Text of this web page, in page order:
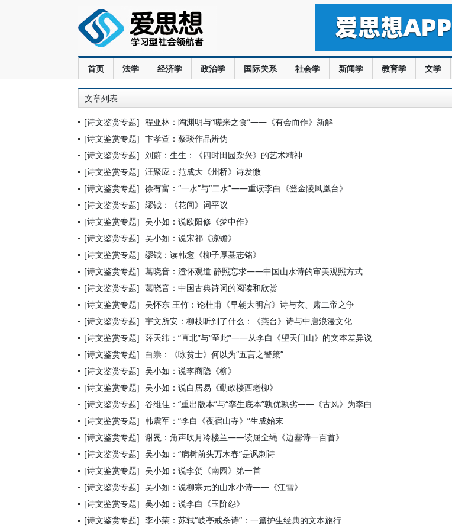
首页 法学 经济学 政治学 国际关系 社会学 新闻学 教育学 文学
文章列表
[诗文鉴赏专题] 程亚林：陶渊明与“嗟来之食”——《有会而作》新解
[诗文鉴赏专题] 卞孝萱：蔡琰作品辨伪
[诗文鉴赏专题] 刘蔚：生生：《四时田园杂兴》的艺术精神
[诗文鉴赏专题] 汪聚应：范成大《州桥》诗发微
[诗文鉴赏专题] 徐有富：“一水”与“二水”——重读李白《登金陵凤凰台》
[诗文鉴赏专题] 缪钺：《花间》词平议
[诗文鉴赏专题] 吴小如：说欧阳修《梦中作》
[诗文鉴赏专题] 吴小如：说宋祁《凉蟾》
[诗文鉴赏专题] 缪钺：读韩愈《柳子厚墓志铭》
[诗文鉴赏专题] 葛晓音：澄怀观道 静照忘求——中国山水诗的审美观照方式
[诗文鉴赏专题] 葛晓音：中国古典诗词的阅读和欣赏
[诗文鉴赏专题] 吴怀东 王竹：论杜甫《早朝大明宫》诗与玄、肃二帝之争
[诗文鉴赏专题] 宇文所安：柳枝听到了什么：《燕台》诗与中唐浪漫文化
[诗文鉴赏专题] 薛天纬：“直北”与“至此”——从李白《望天门山》的文本差异说
[诗文鉴赏专题] 白崇：《咏贫士》何以为“五言之警策”
[诗文鉴赏专题] 吴小如：说李商隐《柳》
[诗文鉴赏专题] 吴小如：说白居易《勤政楼西老柳》
[诗文鉴赏专题] 谷维佳：“重出版本”与“孪生底本”孰优孰劣——《古风》为李白
[诗文鉴赏专题] 韩震军：“李白《夜宿山寺》”生成始末
[诗文鉴赏专题] 谢冕：角声吹月冷楼兰——读屈全绳《边塞诗一百首》
[诗文鉴赏专题] 吴小如：“病树前头万木春”是讽刺诗
[诗文鉴赏专题] 吴小如：说李贺《南园》第一首
[诗文鉴赏专题] 吴小如：说柳宗元的山水小诗——《江雪》
[诗文鉴赏专题] 吴小如：说李白《玉阶怨》
[诗文鉴赏专题] 李小荣：苏轼“岐亭戒杀诗”：一篇护生经典的文本旅行